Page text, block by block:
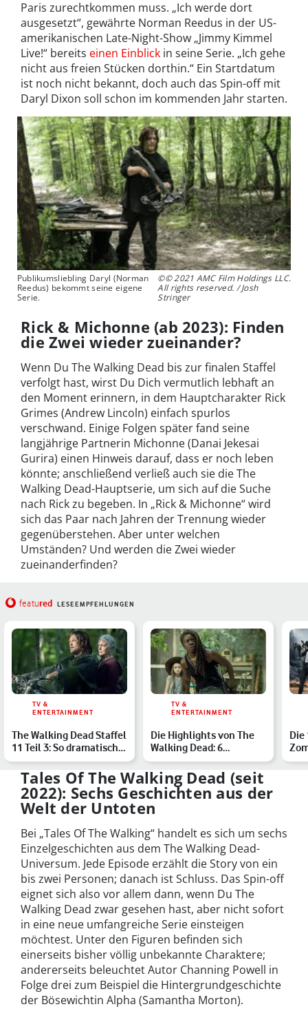
Paris zurechtkommen muss. „Ich werde dort
ausgesetzt“, gewährte Norman Reedus in der US-
amerikanischen Late-Night-Show „Jimmy Kimmel
Live!“ bereits einen Einblick in seine Serie. „Ich gehe
nicht aus freien Stücken dorthin.“ Ein Startdatum
ist noch nicht bekannt, doch auch das Spin-off mit
Daryl Dixon soll schon im kommenden Jahr starten.
Publikumsliebling Daryl (Norman
Reedus) bekommt seine eigene
Serie.
©© 2021 AMC Film Holdings LLC.
All rights reserved. / Josh
Stringer
Rick & Michonne (ab 2023): Finden
die Zwei wieder zueinander?
Wenn Du The Walking Dead bis zur finalen Staffel
verfolgt hast, wirst Du Dich vermutlich lebhaft an
den Moment erinnern, in dem Hauptcharakter Rick
Grimes (Andrew Lincoln) einfach spurlos
verschwand. Einige Folgen später fand seine
langjährige Partnerin Michonne (Danai Jekesai
Gurira) einen Hinweis darauf, dass er noch leben
könnte; anschließend verließ auch sie die The
Walking Dead-Hauptserie, um sich auf die Suche
nach Rick zu begeben. In „Rick & Michonne“ wird
sich das Paar nach Jahren der Trennung wieder
gegenüberstehen. Aber unter welchen
Umständen? Und werden die Zwei wieder
zueinanderfinden?
featured LESEEMPFEHLUNGEN
TV &
ENTERTAINMENT
The Walking Dead Staffel
11 Teil 3: So dramatisch
wird das Serien…
TV &
ENTERTAINMENT
Die Highlights von The
Walking Dead: 6
überraschende Momente
aus …
Die
Tales Of The Walking Dead (seit
2022): Sechs Geschichten aus der
Welt der Untoten
Bei „Tales Of The Walking“ handelt es sich um sechs
Einzelgeschichten aus dem The Walking Dead-
Universum. Jede Episode erzählt die Story von ein
bis zwei Personen; danach ist Schluss. Das Spin-off
eignet sich also vor allem dann, wenn Du The
Walking Dead zwar gesehen hast, aber nicht sofort
in eine neue umfangreiche Serie einsteigen
möchtest. Unter den Figuren befinden sich
einerseits bisher völlig unbekannte Charaktere;
andererseits beleuchtet Autor Channing Powell in
Folge drei zum Beispiel die Hintergrundgeschichte
der Bösewichtin Alpha (Samantha Morton).